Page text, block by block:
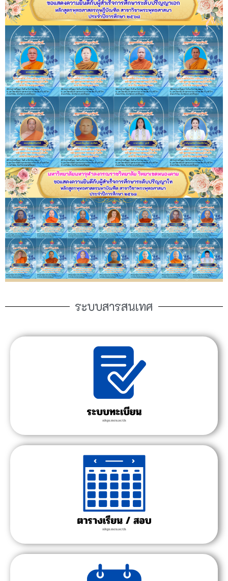
ระบบสารสนเทศ